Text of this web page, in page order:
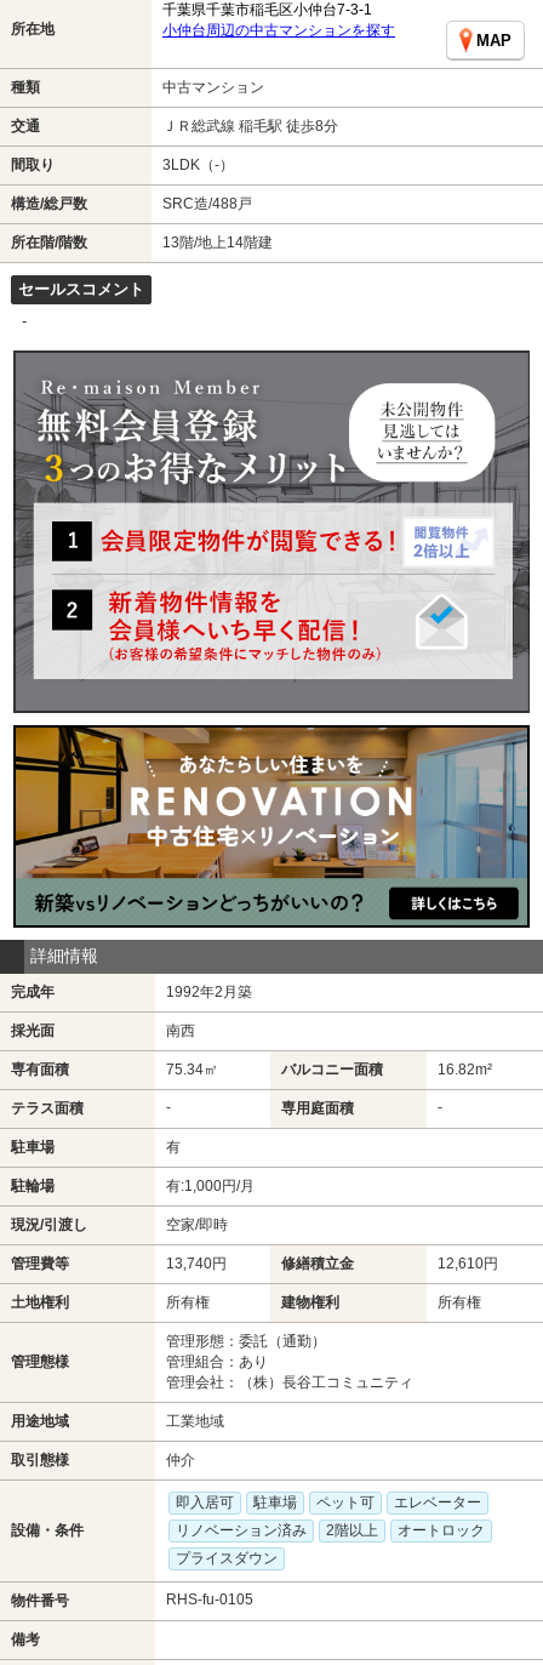
所在地
千葉県千葉市稲毛区小仲台7-3-1
小仲台周辺の中古マンションを探す
MAP
種類 中古マンション
交通 ＪＲ総武線 稲毛駅 徒歩8分
間取り 3LDK（-）
構造/総戸数 SRC造/488戸
所在階/階数 13階/地上14階建
セールスコメント
-
詳細情報
完成年 1992年2月築
採光面 南西
専有面積 75.34㎡ バルコニー面積 16.82m²
テラス面積 - 専用庭面積 -
駐車場 有
駐輪場 有:1,000円/月
現況/引渡し 空家/即時
管理費等 13,740円 修繕積立金 12,610円
土地権利 所有権 建物権利 所有権
管理態様
管理形態：委託（通勤）
管理組合：あり
管理会社：（株）長谷工コミュニティ
用途地域 工業地域
取引態様 仲介
設備・条件
即入居可 駐車場 ペット可
エレベーター
リノベーション済み
2階以上
オートロック
プライスダウン
物件番号 RHS-fu-0105
備考